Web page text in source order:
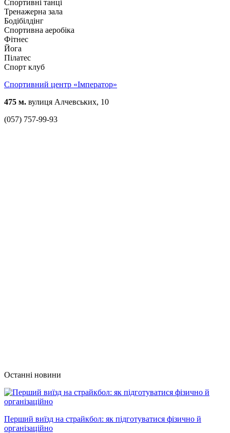
Спортивні танці
Тренажерна зала
Бодібілдінг
Спортивна аеробіка
Фітнес
Йога
Пілатес
Спорт клуб
Спортивний центр «Імператор»
475 м. вулиця Алчевських, 10
(057) 757-99-93
Останні новини
Перший виїзд на страйкбол: як підготуватися фізично й
організаційно